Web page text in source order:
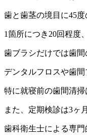
歯と歯茎の境目に45
1箇所につき20回程度
歯ブラシだけでは歯間
デンタルフロスや歯
特に就寝前の歯間清掃
また、定期検診は3ヶ
歯科衛生士による専